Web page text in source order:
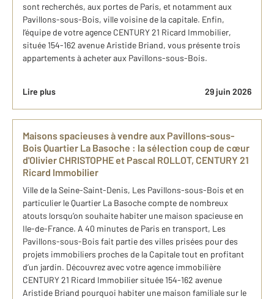
sont recherchés, aux portes de Paris, et notamment aux
Pavillons-sous-Bois, ville voisine de la capitale. Enfin,
l’équipe de votre agence CENTURY 21 Ricard Immobilier,
située 154-162 avenue Aristide Briand, vous présente trois
appartements à acheter aux Pavillons-sous-Bois.
Lire plus 29 juin 2026
Maisons spacieuses à vendre aux Pavillons-sous-
Bois Quartier La Basoche : la sélection coup de cœur
d'Olivier CHRISTOPHE et Pascal ROLLOT, CENTURY 21
Ricard Immobilier
Ville de la Seine-Saint-Denis, Les Pavillons-sous-Bois et en
particulier le Quartier La Basoche compte de nombreux
atouts lorsqu’on souhaite habiter une maison spacieuse en
Ile-de-France. A 40 minutes de Paris en transport, Les
Pavillons-sous-Bois fait partie des villes prisées pour des
projets immobiliers proches de la Capitale tout en profitant
d’un jardin. Découvrez avec votre agence immobilière
CENTURY 21 Ricard Immobilier située 154-162 avenue
Aristide Briand pourquoi habiter une maison familiale sur le